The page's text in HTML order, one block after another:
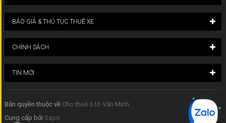
BÁO GIÁ & THỦ TỤC THUÊ XE
CHÍNH SÁCH
TIN MỚI
Bản quyền thuộc về Cho thuê ô tô Văn Minh
Cung cấp bởi Sapo